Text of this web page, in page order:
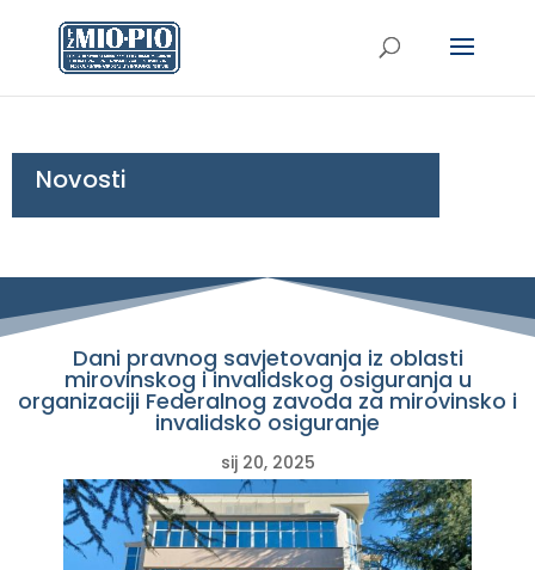
Novosti
Dani pravnog savjetovanja iz oblasti
mirovinskog i invalidskog osiguranja u
organizaciji Federalnog zavoda za mirovinsko i
invalidsko osiguranje
sij 20, 2025